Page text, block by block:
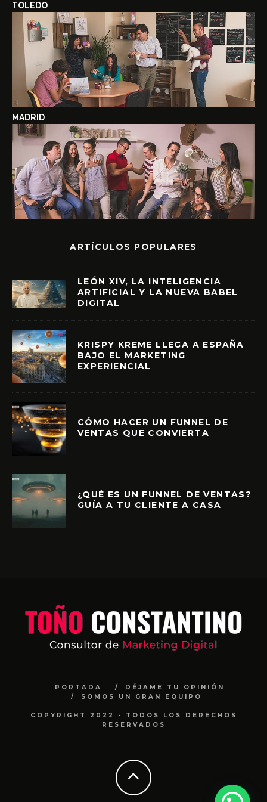
TOLEDO
MADRID
ARTÍCULOS POPULARES
LEÓN XIV, LA INTELIGENCIA
ARTIFICIAL Y LA NUEVA BABEL
DIGITAL
KRISPY KREME LLEGA A ESPAÑA
BAJO EL MARKETING
EXPERIENCIAL
CÓMO HACER UN FUNNEL DE
VENTAS QUE CONVIERTA
¿QUÉ ES UN FUNNEL DE VENTAS?
GUÍA A TU CLIENTE A CASA
PORTADA
DÉJAME TU OPINIÓN
SOMOS UN GRAN EQUIPO
COPYRIGHT 2022 - TODOS LOS DERECHOS
RESERVADOS